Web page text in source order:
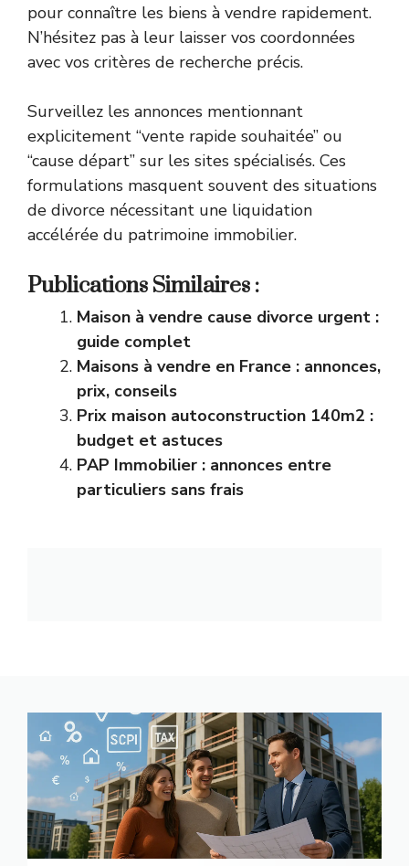
pour connaître les biens à vendre rapidement.
N’hésitez pas à leur laisser vos coordonnées
avec vos critères de recherche précis.
Surveillez les annonces mentionnant
explicitement “vente rapide souhaitée” ou
“cause départ” sur les sites spécialisés. Ces
formulations masquent souvent des situations
de divorce nécessitant une liquidation
accélérée du patrimoine immobilier.
Publications Similaires :
Maison à vendre cause divorce urgent :
guide complet
Maisons à vendre en France : annonces,
prix, conseils
Prix maison autoconstruction 140m2 :
budget et astuces
PAP Immobilier : annonces entre
particuliers sans frais